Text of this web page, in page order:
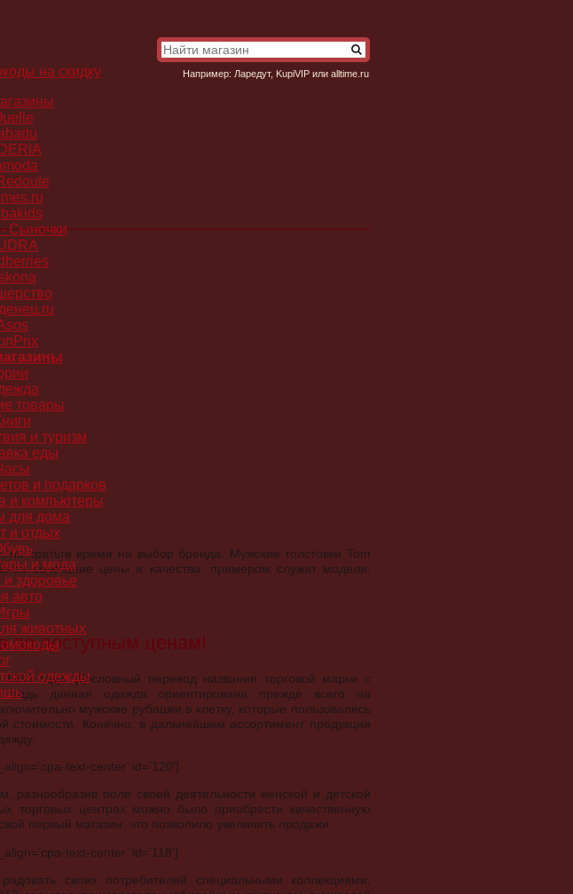
не тратьте время на выбор бренда. Мужские толстовки Tom
сочетание цены и качества, примером служат модели,
по доступным ценам!
года. Дословный перевод названия торговой марки с
ведь данная одежда ориентирована прежде всего на
мужские рубашки в клетку, которые пользовались
стоимости. Конечно, в дальнейшем ассортимент продукции
text-center’ id=’120′]
поле своей деятельности женской и детской
торговых центрах можно было приобрести качественную
первый магазин, что позволило увеличить продажи.
text-center’ id=’118′]
своих потребителей специальными коллекциями,
Например: Ларедут, KupiVIPили alltime.ru
Сыночки
товары
и туризм
еды
и подарков
и компьютеры
для дома
и отдых
и мода
и здоровье
авто
животных
одежды